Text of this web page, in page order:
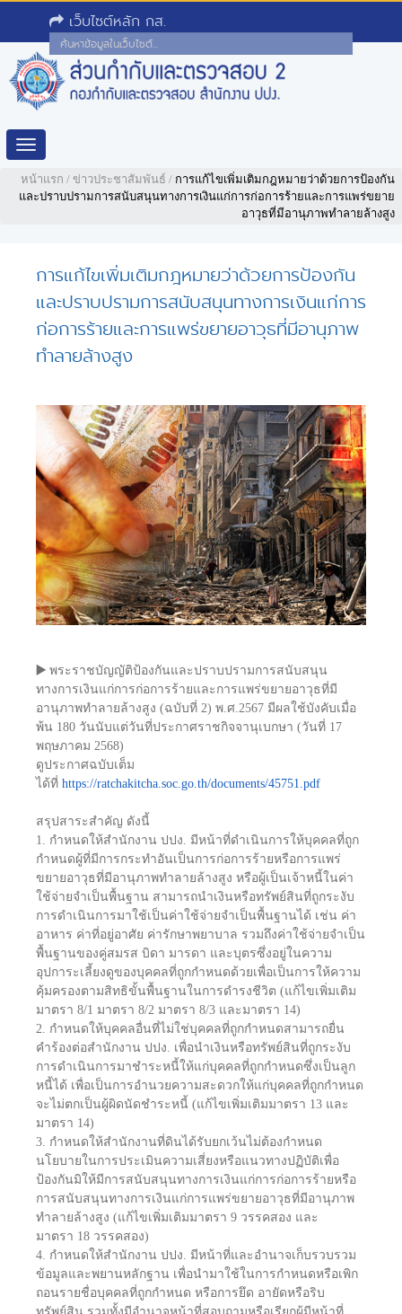
เว็บไซต์หลัก กส.
Toggle
navigation
หน้าแรก / ข่าวประชาสัมพันธ์ / การแก้ไขเพิ่มเติมกฎหมายว่าด้วยการป้องกัน
และปราบปรามการสนับสนุนทางการเงินแก่การก่อการร้ายและการแพร่ขยาย
อาวุธที่มีอานุภาพทำลายล้างสูง
การแก้ไขเพิ่มเติมกฎหมายว่าด้วยการป้องกัน
และปราบปรามการสนับสนุนทางการเงินแก่การ
ก่อการร้ายและการแพร่ขยายอาวุธที่มีอานุภาพ
ทำลายล้างสูง
▶️ พระราชบัญญัติป้องกันและปราบปรามการสนับสนุน
ทางการเงินแก่การก่อการร้ายและการแพร่ขยายอาวุธที่มี
อานุภาพทำลายล้างสูง (ฉบับที่ 2) พ.ศ.2567 มีผลใช้บังคับเมื่อ
พ้น 180 วันนับแต่วันที่ประกาศราชกิจจานุเบกษา (วันที่ 17
พฤษภาคม 2568)
ดูประกาศฉบับเต็ม
ได้ที่ https://ratchakitcha.soc.go.th/documents/45751.pdf
สรุปสาระสำคัญ ดังนี้
1. กำหนดให้สำนักงาน ปปง. มีหน้าที่ดำเนินการให้บุคคลที่ถูก
กำหนดผู้ที่มีการกระทำอันเป็นการก่อการร้ายหรือการแพร่
ขยายอาวุธที่มีอานุภาพทำลายล้างสูง หรือผู้เป็นเจ้าหนี้ในค่า
ใช้จ่ายจำเป็นพื้นฐาน สามารถนำเงินหรือทรัพย์สินที่ถูกระงับ
การดำเนินการมาใช้เป็นค่าใช้จ่ายจำเป็นพื้นฐานได้ เช่น ค่า
อาหาร ค่าที่อยู่อาศัย ค่ารักษาพยาบาล รวมถึงค่าใช้จ่ายจำเป็น
พื้นฐานของคู่สมรส บิดา มารดา และบุตรซึ่งอยู่ในความ
อุปการะเลี้ยงดูของบุคคลที่ถูกกำหนดด้วยเพื่อเป็นการให้ความ
คุ้มครองตามสิทธิขั้นพื้นฐานในการดำรงชีวิต (แก้ไขเพิ่มเติม
มาตรา 8/1 มาตรา 8/2 มาตรา 8/3 และมาตรา 14)
2. กำหนดให้บุคคลอื่นที่ไม่ใช่บุคคลที่ถูกกำหนดสามารถยื่น
คำร้องต่อสำนักงาน ปปง. เพื่อนำเงินหรือทรัพย์สินที่ถูกระงับ
การดำเนินการมาชำระหนี้ให้แก่บุคคลที่ถูกกำหนดซึ่งเป็นลูก
หนี้ได้ เพื่อเป็นการอำนวยความสะดวกให้แก่บุคคลที่ถูกกำหนด
จะไม่ตกเป็นผู้ผิดนัดชำระหนี้ (แก้ไขเพิ่มเติมมาตรา 13 และ
มาตรา 14)
3. กำหนดให้สำนักงานที่ดินได้รับยกเว้นไม่ต้องกำหนด
นโยบายในการประเมินความเสี่ยงหรือแนวทางปฏิบัติเพื่อ
ป้องกันมิให้มีการสนับสนุนทางการเงินแก่การก่อการร้ายหรือ
การสนับสนุนทางการเงินแก่การแพร่ขยายอาวุธที่มีอานุภาพ
ทำลายล้างสูง (แก้ไขเพิ่มเติมมาตรา 9 วรรคสอง และ
มาตรา 18 วรรคสอง)
4. กำหนดให้สำนักงาน ปปง. มีหน้าที่และอำนาจเก็บรวบรวม
ข้อมูลและพยานหลักฐาน เพื่อนำมาใช้ในการกำหนดหรือเพิก
ถอนรายชื่อบุคคลที่ถูกกำหนด หรือการยึด อายัดหรือริบ